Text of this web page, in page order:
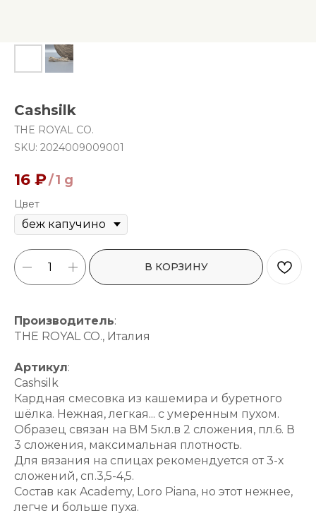
Cashsilk
THE ROYAL CO.
SKU: 2024009009001
16 ₽/1 g
Цвет
В КОРЗИНУ
Производитель:
THE ROYAL CO., Италия
Артикул:
Cashsilk
Кардная смесовка из кашемира и буретного
шёлка. Нежная, легкая... с умеренным пухом.
Образец связан на ВМ 5кл.в 2 сложения, пл.6. В
3 сложения, максимальная плотность.
Для вязания на спицах рекомендуется от 3-х
сложений, сп.3,5-4,5.
Состав как Academy, Loro Piana, но этот нежнее,
легче и больше пуха.